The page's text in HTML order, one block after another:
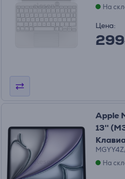
На
Цена:
299
Apple
13''
На